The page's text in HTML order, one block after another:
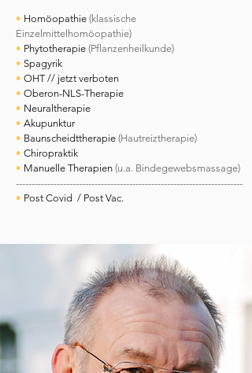
• Homöopathie (klassische
Einzelmittelhomöopathie)
• Phytotherapie (Pflanzenheilkunde)
• Spagyrik
• OHT // jetzt verboten
• Oberon-NLS-Therapie
• Neuraltherapie
• Akupunktur
• Baunscheidttherapie (Hautreiztherapie)
• Chiropraktik
• Manuelle Therapien (u.a. Bindegewebsmassage)
------------------------------------------------------------------------
• Post Covid / Post Vac.